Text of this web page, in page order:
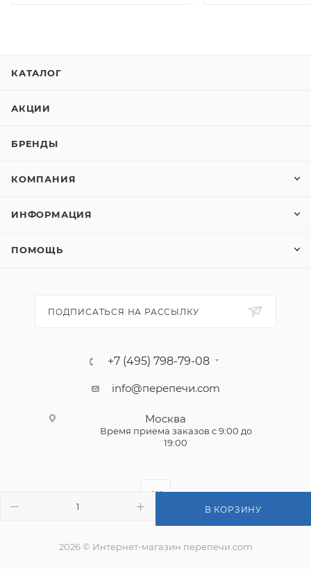
В КОРЗИНУ
КАТАЛОГ
АКЦИИ
БРЕНДЫ
КОМПАНИЯ
ИНФОРМАЦИЯ
ПОМОЩЬ
ПОДПИСАТЬСЯ НА РАССЫЛКУ
+7 (495) 798-79-08
info@перепечи.com
Москва
Время приема заказов с 9:00 до
19:00
2026 © Интернет-магазин перепечи.com